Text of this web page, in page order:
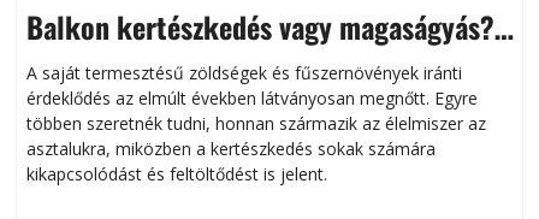
Balkon kertészkedés vagy magaságyás?
Helytakarékos kertészkedés
A saját termesztésű zöldségek és fűszernövények iránti
érdeklődés az elmúlt években látványosan megnőtt. Egyre
többen szeretnék tudni, honnan származik az élelmiszer az
asztalukra, miközben a kertészkedés sokak számára
kikapcsolódást és feltöltődést is jelent.